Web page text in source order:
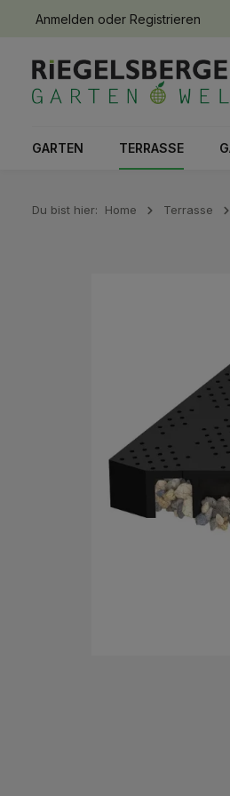
Zur Hauptnavigation
Anmelden oder Registrieren
GARTEN TERRASSE
Du bist hier: Home Terrasse